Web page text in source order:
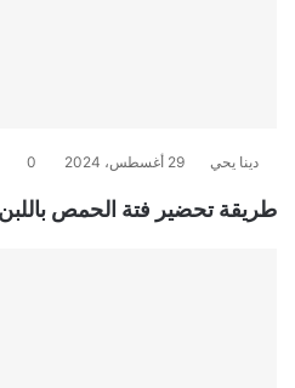
دينا يحي 29 أغسطس، 2024 0
طريقة تحضير فتة الحمص باللبن